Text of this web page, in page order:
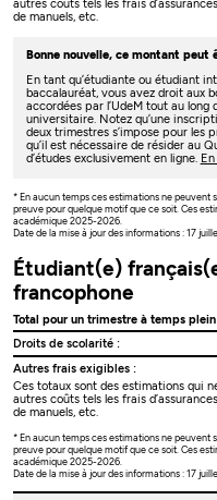
autres coûts tels les frais
de manuels, etc.
Bonne nouvelle, ce montant peut
En tant qu’étudiante ou étudiant
baccalauréat, vous avez droit aux
accordées par l’UdeM tout au long
universitaire. Notez qu’une
deux trimestres s’impose pour les
qu’il est nécessaire de résider au
d’études exclusivement en ligne.
* En aucun temps ces estimations ne peuvent
preuve pour quelque motif que ce soit. Ces
académique 2025-2026.
Date de la mise à jour des informations : 17
Étudiant(e)
francophone
Total pour un trimestre à temps
Droits de scolarité :
Autres frais exigibles :
Ces totaux sont des estimations qui
autres coûts tels les frais
de manuels, etc.
* En aucun temps ces estimations ne peuvent
preuve pour quelque motif que ce soit. Ces
académique 2025-2026.
Date de la mise à jour des informations : 17